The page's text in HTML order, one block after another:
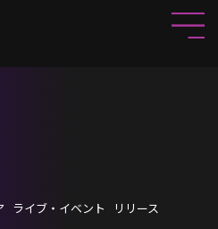
ライブ・イベント リリース